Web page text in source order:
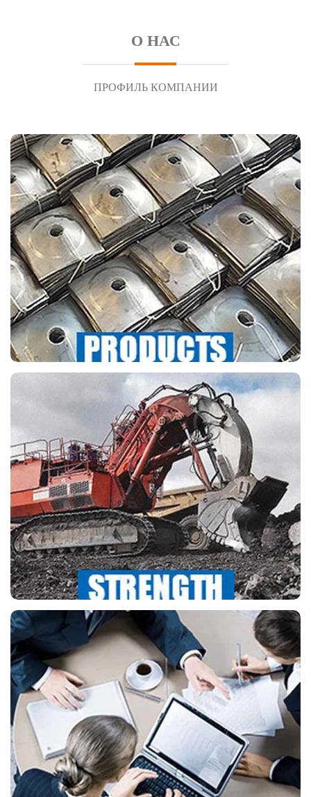
О НАС
ПРОФИЛЬ КОМПАНИИ
НАШИ ПРОДУКТЫ
УВК ПОДШИПНИК - производитель премиум-
класса, специализирующийся на производстве
прецизионных подшипников качения. Компания
имеет 20-летний опыт разработки,
конструирования и производства различных
типов подшипников.
СИЛА КОМПАНИИ
Первоочередной задачей нашей компании всегда
является поддержание стабильности качества
нашей продукции посредством соблюдения
соответствующей системы контроля качества.
наша компания получила квалификацию
ISO9001: 2000.
НАШ СЕРВИС
Подшипники УВК соответствуют мировым
стандартам размеров подшипников. Под
стандартным подшипником понимается
подшипник, который пользуется таким спросом
во всем мире, что производятся большие объемы.
Мы предлагаем подшипники хорошего качества.